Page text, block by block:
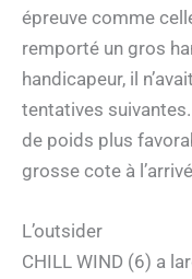
épreuve comme
remporté un gros
handicapeur, il
tentatives
de poids plus
grosse cote à
L’outsider
CHILL WIND (6) a